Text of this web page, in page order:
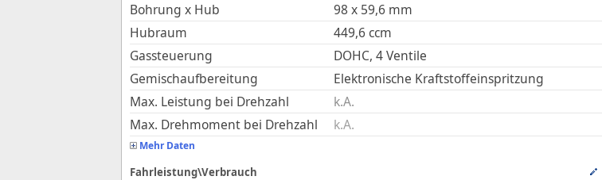
Bohrung x Hub
98 x 59,6 mm
Hubraum
449,6 ccm
Gassteuerung
DOHC, 4 Ventile
Gemischaufbereitung
Elektronische Kraftstoffeinspritzung
Max. Leistung bei Drehzahl
k.A.
Max. Drehmoment bei Drehzahl
k.A.
Mehr Daten
Fahrleistung\Verbrauch